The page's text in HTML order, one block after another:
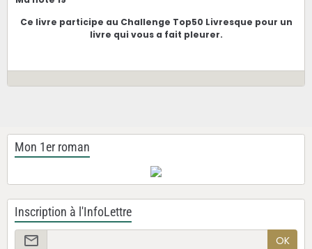
Ce livre participe au Challenge Top50 Livresque pour un
livre qui vous a fait pleurer.
Mon 1er roman
Inscription à l'InfoLettre
OK